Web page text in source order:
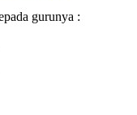
gurunya :